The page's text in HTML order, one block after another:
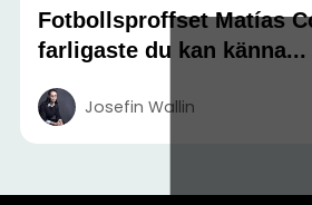
Fotbollsproffset Matías
farligaste du kan känna...
Josefin Wallin